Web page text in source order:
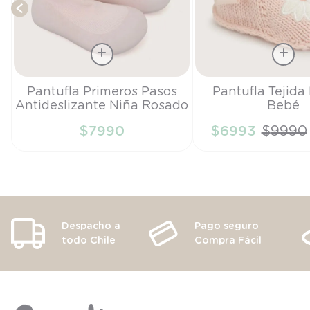
Talla
18
AÑADIR AL CARRITO
Pantufla Primeros Pasos
Antideslizante Niña Rosado
$7990
Talla
AÑADIR AL
Pantufla Tejida
Bebé
$6993 $9990
Despacho a
todo Chile
Pago seguro
Compra Fácil